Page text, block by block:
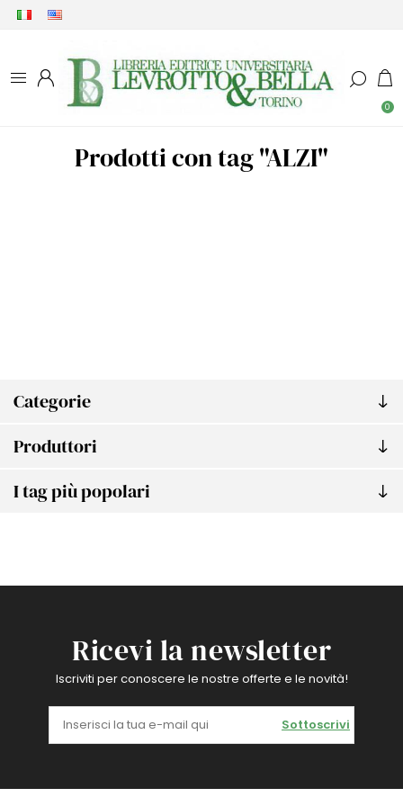
0
Categorie
Produttori
I tag più popolari
Prodotti con tag "ALZI"
Ricevi la newsletter
Iscriviti per conoscere le nostre offerte e le novità!
Sottoscrivi